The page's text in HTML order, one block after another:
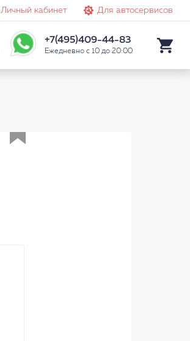
Личный кабинет Для автосервисов
+7(495)409-44-83
Ежедневно с 10 до 20:00